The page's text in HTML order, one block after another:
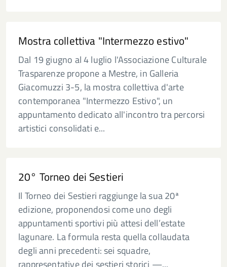
Mostra collettiva "Intermezzo estivo"
Dal 19 giugno al 4 luglio l'Associazione Culturale
Trasparenze propone a Mestre, in Galleria
Giacomuzzi 3-5, la mostra collettiva d'arte
contemporanea "Intermezzo Estivo", un
appuntamento dedicato all'incontro tra percorsi
artistici consolidati e...
20° Torneo dei Sestieri
Il Torneo dei Sestieri raggiunge la sua 20ª
edizione, proponendosi come uno degli
appuntamenti sportivi più attesi dell’estate
lagunare. La formula resta quella collaudata
degli anni precedenti: sei squadre,
rappresentative dei sestieri storici —...